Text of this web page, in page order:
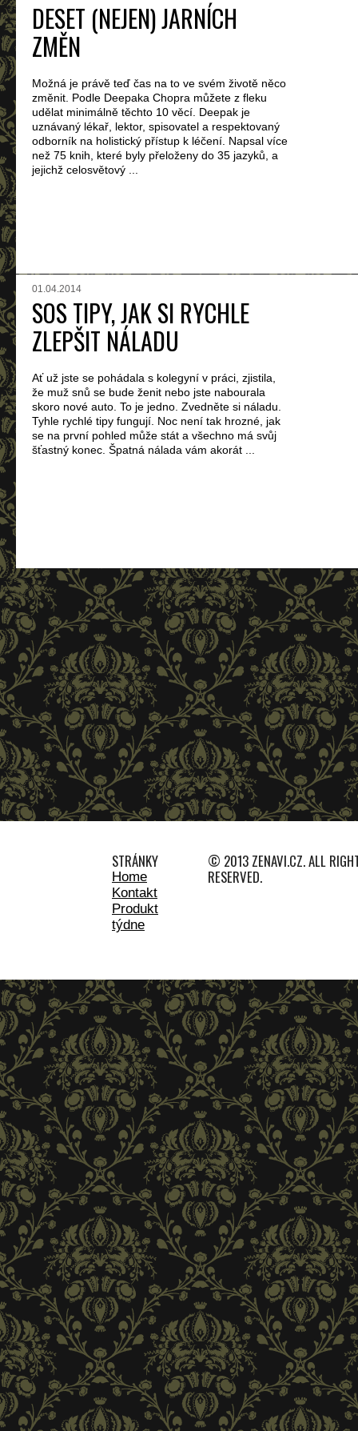
DESET (NEJEN) JARNÍCH
ZMĚN
Možná je právě teď čas na to ve svém životě něco
změnit. Podle Deepaka Chopra můžete z fleku
udělat minimálně těchto 10 věcí. Deepak je
uznávaný lékař, lektor, spisovatel a respektovaný
odborník na holistický přístup k léčení. Napsal více
než 75 knih, které byly přeloženy do 35 jazyků, a
jejichž celosvětový ...
01.04.2014
SOS TIPY, JAK SI RYCHLE
ZLEPŠIT NÁLADU
Ať už jste se pohádala s kolegyní v práci, zjistila,
že muž snů se bude ženit nebo jste nabourala
skoro nové auto. To je jedno. Zvedněte si náladu.
Tyhle rychlé tipy fungují. Noc není tak hrozné, jak
se na první pohled může stát a všechno má svůj
šťastný konec. Špatná nálada vám akorát ...
STRÁNKY
Home
Kontakt
Produkt
týdne
© 2013 ZENAVI.CZ. ALL
RESERVED.